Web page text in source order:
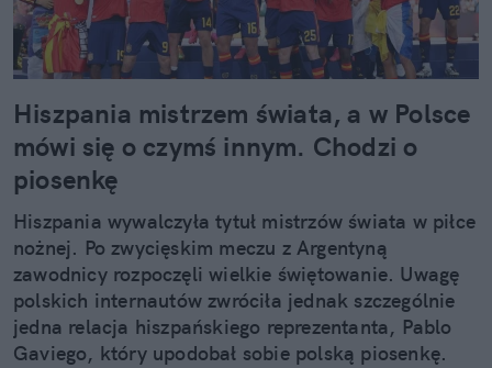
Hiszpania mistrzem świata, a w Polsce
mówi się o czymś innym. Chodzi o
piosenkę
Hiszpania wywalczyła tytuł mistrzów świata w piłce
nożnej. Po zwycięskim meczu z Argentyną
zawodnicy rozpoczęli wielkie świętowanie. Uwagę
polskich internautów zwróciła jednak szczególnie
jedna relacja hiszpańskiego reprezentanta, Pablo
Gaviego, który upodobał sobie polską piosenkę.